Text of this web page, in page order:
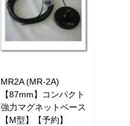
MR2A (MR-2A)
【87mm】コンパクト
強力マグネットベース
【M型】【予約】